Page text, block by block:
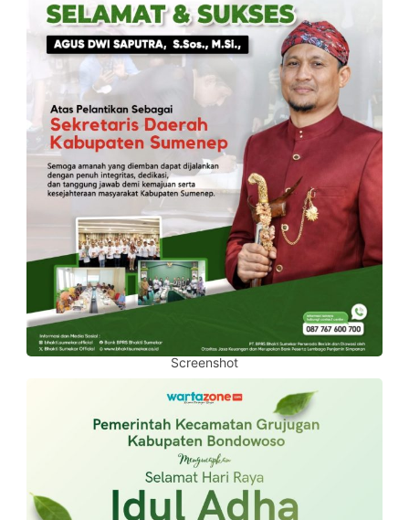
Screenshot